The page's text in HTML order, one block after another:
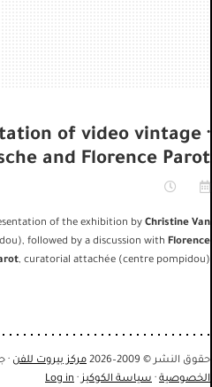
of video vintage ·
and Florence Parot
of the exhibition by Christine Van
followed by a discussion with Florence
, curatorial attachée (centre pompidou).
حقوق النشر © 2009–2026 مركز بيروت للفن ·
الخصوصية · سياسة الكوكيز·
Log in